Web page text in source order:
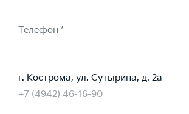
Телефон *
г. Кострома, ул. Сутырина, д. 2а
+7 (4942) 46-16-90